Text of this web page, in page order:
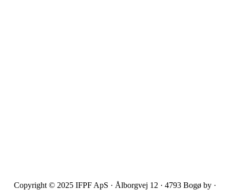
Copyright © 2025 IFPF ApS · Ålborgvej 12 · 4793 Bogø by ·